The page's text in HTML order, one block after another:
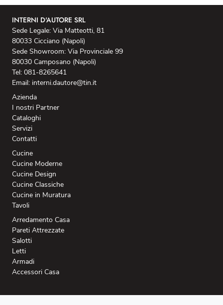
INTERNI D'AUTORE SRL
Sede Legale: Via Matteotti, 81
80033 Cicciano (Napoli)
Sede Showroom: Via Provinciale 99
80030 Camposano (Napoli)
Tel: 081-8265641
Email: interni.dautore@tin.it
Azienda
I nostri Partner
Cataloghi
Servizi
Contatti
Cucine
Cucine Moderne
Cucine Design
Cucine Classiche
Cucine in Muratura
Tavoli
Arredamento Casa
Pareti Attrezzate
Salotti
Letti
Armadi
Accessori Casa